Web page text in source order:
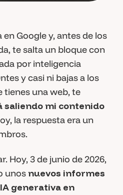
Google y, antes de los
te salta un bloque con
por inteligencia
y casi ni bajas a los
tienes una web, te
saliendo mi contenido
la respuesta era un
Hoy, 3 de junio de 2026,
unos nuevos informes
generativa en